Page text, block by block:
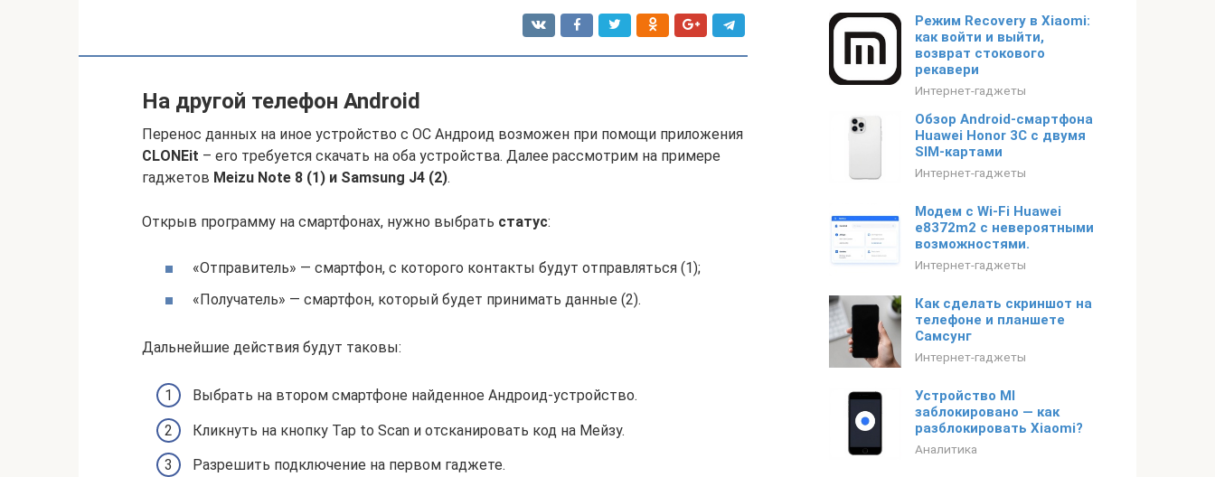
На другой телефон Android
Перенос данных на иное устройство с ОС Андроид возможен при помощи приложения
CLONEit – его требуется скачать на оба устройства. Далее рассмотрим на примере
гаджетов Meizu Note 8 (1) и Samsung J4 (2).
Открыв программу на смартфонах, нужно выбрать статус:
«Отправитель» — смартфон, с которого контакты будут отправляться (1);
«Получатель» — смартфон, который будет принимать данные (2).
Дальнейшие действия будут таковы:
Выбрать на втором смартфоне найденное Андроид-устройство.
Кликнуть на кнопку Tap to Scan и отсканировать код на Мейзу.
Разрешить подключение на первом гаджете.
Режим Recovery в Xiaomi:
как войти и выйти,
возврат стокового
рекавери
Интернет-гаджеты
Обзор Android-смартфона
Huawei Honor 3C с двумя
SIM-картами
Интернет-гаджеты
Модем с Wi-Fi Huawei
e8372m2 с невероятными
возможностями.
Интернет-гаджеты
Как сделать скриншот на
телефоне и планшете
Самсунг
Интернет-гаджеты
Устройство MI
заблокировано — как
разблокировать Xiaomi?
Аналитика